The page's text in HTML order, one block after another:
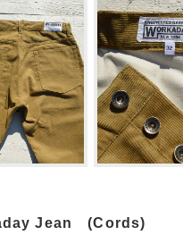
Jean (Cords)